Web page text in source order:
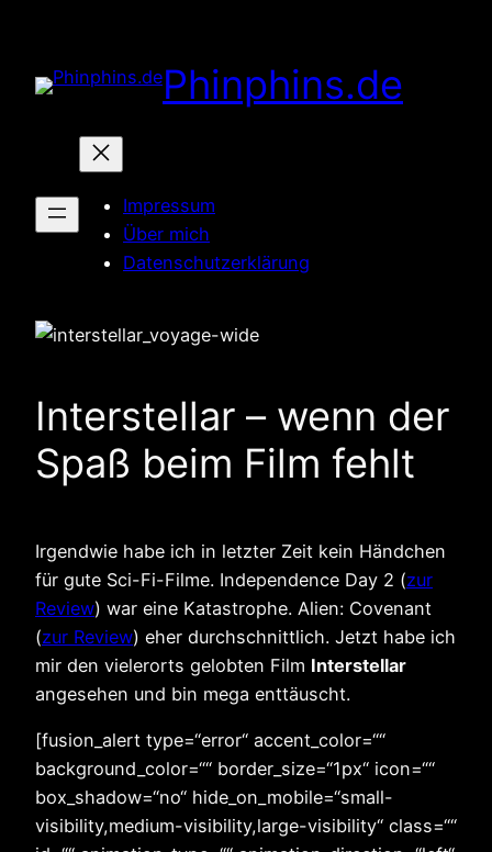
springen
Phinphins.de
Impressum
Über mich
Datenschutzerklärung
Interstellar – wenn der
Spaß beim Film fehlt
Irgendwie habe ich in letzter Zeit kein Händchen
für gute Sci-Fi-Filme. Independence Day 2 (zur
Review) war eine Katastrophe. Alien: Covenant
(zur Review) eher durchschnittlich. Jetzt habe ich
mir den vielerorts gelobten Film Interstellar
angesehen und bin mega enttäuscht.
[fusion_alert type=“error“ accent_color=““
background_color=““ border_size=“1px“ icon=““
box_shadow=“no“ hide_on_mobile=“small-
visibility,medium-visibility,large-visibility“ class=““